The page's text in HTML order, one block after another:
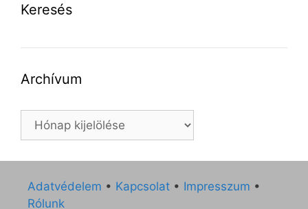
Keresés
Archívum
Archívum
Adatvédelem • Kapcsolat • Impresszum •
Rólunk